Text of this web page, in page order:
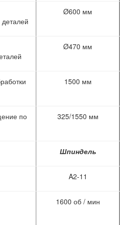
Ø600 мм
Ø470 мм
1500 мм
по
325/1550 мм
Шпиндель
A2-11
1600 об / мин